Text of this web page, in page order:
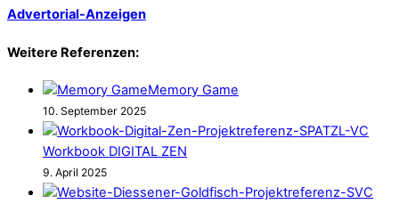
Advertorial-Anzeigen
Weitere Referenzen:
Memory Game
10. September 2025
Workbook DIGITAL ZEN
9. April 2025